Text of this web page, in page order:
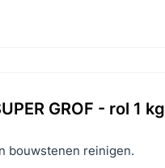
GROF - rol 1 kg
bouwstenen reinigen.